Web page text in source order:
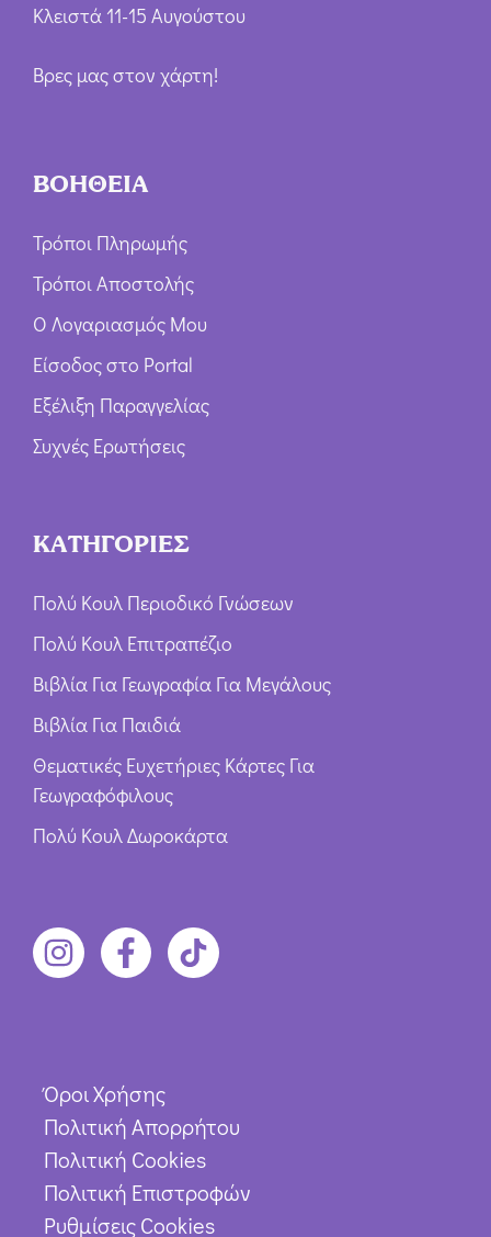
Κλειστά 11-15 Αυγούστου
Βρες μας στον χάρτη!
ΒΟΗΘΕΙΑ
Τρόποι Πληρωμής
Τρόποι Αποστολής
Ο Λογαριασμός Μου
Είσοδος στο Portal
Εξέλιξη Παραγγελίας
Συχνές Ερωτήσεις
ΚΑΤΗΓΟΡΙΕΣ
Πολύ Κουλ Περιοδικό Γνώσεων
Πολύ Κουλ Επιτραπέζιο
Βιβλία Για Γεωγραφία Για Μεγάλους
Βιβλία Για Παιδιά
Θεματικές Ευχετήριες Κάρτες Για
Γεωγραφόφιλους
Πολύ Κουλ Δωροκάρτα
Όροι Χρήσης
Πολιτική Απορρήτου
Πολιτική Cookies
Πολιτική Επιστροφών
Ρυθμίσεις Cookies